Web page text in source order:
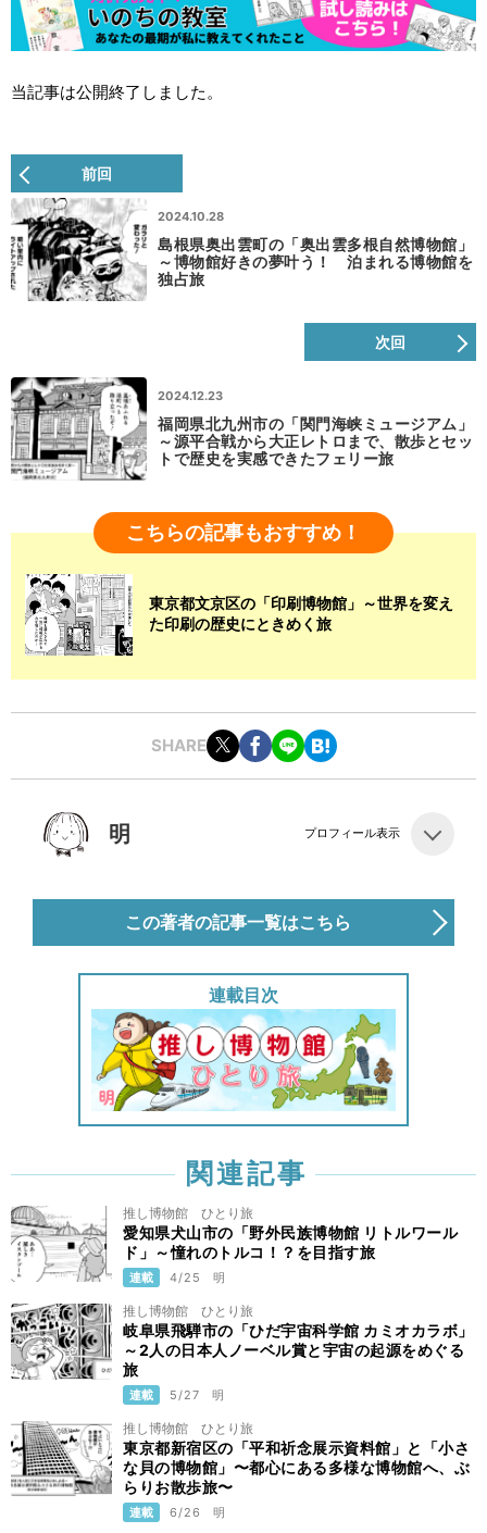
当記事は公開終了しました。
前回
2024.10.28
島根県奥出雲町の「奥出雲多根自然博物館」
～博物館好きの夢叶う！ 泊まれる博物館を
独占旅
次回
2024.12.23
福岡県北九州市の「関門海峡ミュージアム」
～源平合戦から大正レトロまで、散歩とセッ
トで歴史を実感できたフェリー旅
こちらの記事もおすすめ！
東京都文京区の「印刷博物館」～世界を変え
た印刷の歴史にときめく旅
SHARE
明 プロフィール表示
この著者の記事一覧はこちら
連載目次
関連記事
推し博物館 ひとり旅
愛知県犬山市の「野外民族博物館 リトルワール
ド」～憧れのトルコ！？を目指す旅
連載 4/25 明
推し博物館 ひとり旅
岐阜県飛騨市の「ひだ宇宙科学館 カミオカラボ」
～2人の日本人ノーベル賞と宇宙の起源をめぐる
旅
連載 5/27 明
推し博物館 ひとり旅
東京都新宿区の「平和祈念展示資料館」と「小さ
な貝の博物館」〜都心にある多様な博物館へ、ぶ
らりお散歩旅〜
連載 6/26 明